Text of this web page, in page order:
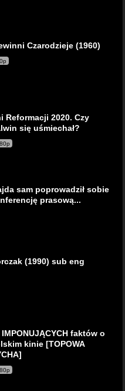
Czarodzieje (1960)
Reformacji 2020. Czy
się uśmiechał?
sam poprowadził sobie
prasową...
(1990) sub eng
IMPONUJĄCYCH faktów o
kinie [TOPOWA